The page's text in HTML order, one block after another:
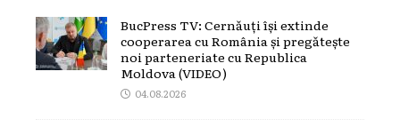
BucPress TV: Cernăuți își extinde
cooperarea cu România și pregătește
noi parteneriate cu Republica
Moldova (VIDEO)
04.08.2026